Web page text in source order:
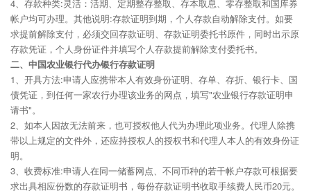
4、存款种类:灵活：活期、定期整存整取、存本取息、零存整取和国库券
帐户均可办理。其他说明:存款证明到期，个人存款自动解除支付。如要
求提前解除支付，必须交回存款证明、存款证明委托书原件，同时出示原
存款凭证，个人身份证件并填写个人存款提前解除支付委托书。
二、中国农业银行代办银行存款证明
1、开具方法:申请人应携带本人有效身份证明、存单、存折、银行卡、国
债凭证，到任何一家农行办理该业务的网点，填写"农业银行存款证明申
请书"。
2、如本人因故无法前来，也可授权他人代为办理此项业务。代理人除携
带以上规定的文件外，还应持授权人的授权书和代理人本人的有效身份证
明。
3、收费标准:申请人在同一储蓄网点、不同币种的若干帐户存款可根据要
求出具相应份数的存款证明书，每份存款证明书收取手续费人民币20元。